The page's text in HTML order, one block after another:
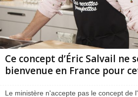
Ce concept d’Éric Salvail ne
bienvenue en France pour
Le ministère n'accepte pas le concept de